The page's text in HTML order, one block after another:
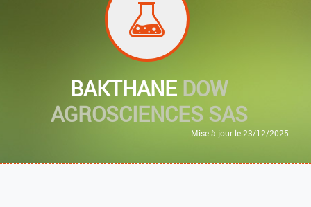
BAKTHANE DOW
AGROSCIENCES SAS
Mise à jour le 23/12/2025